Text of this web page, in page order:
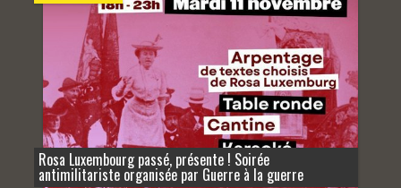
Rosa Luxembourg passé, présente ! Soirée
antimilitariste organisée par Guerre à la guerre